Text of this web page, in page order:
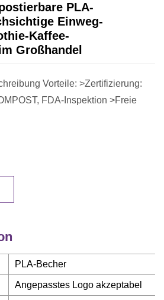
PLA-
Einweg-
Kaffee-
Großhandel
Vorteile: >Zertifizierung:
FDA-Inspektion >Freie
PLA-Becher
Angepasstes Logo akzeptabel